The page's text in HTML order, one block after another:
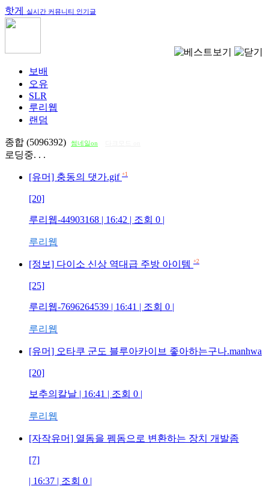
핫게 실시간 커뮤니티 인기글
보배
오유
SLR
루리웹
랜덤
종합 (5096392) 썸네일on
로딩중. . .
[유머] 충동의 댓가.gif +1
[20]
루리웹-44903168 | 16:42 | 조회 0 |
루리웹
[정보] 다이소 신상 역대급 주방 아이템 +2
[25]
루리웹-7696264539 | 16:41 | 조회 0 |
루리웹
[유머] 오타쿠 군도 블루아카이브 좋아하는구나.manhwa
[20]
보추의칼날 | 16:41 | 조회 0 |
루리웹
[자작유머] 열돔을 펨돔으로 변환하는 장치 개발좀
[7]
| 16:37 | 조회 0 |